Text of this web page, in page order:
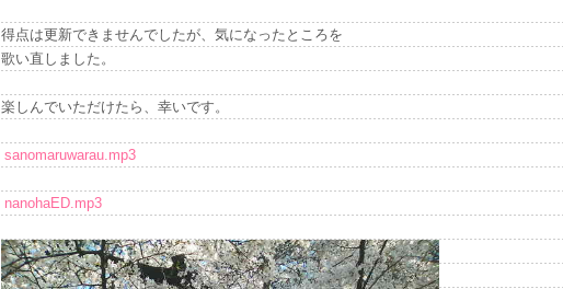
得点は更新できませんでしたが、気になったところを
歌い直しました。
楽しんでいただけたら、幸いです。
sanomaruwarau.mp3
nanohaED.mp3